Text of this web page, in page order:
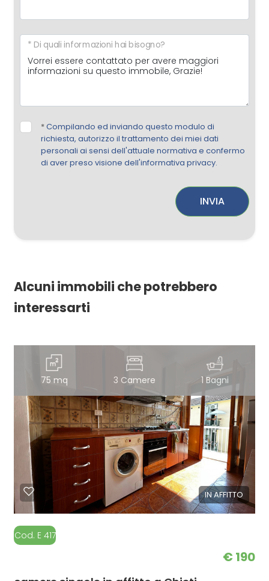
* Di quali informazioni hai bisogno?
*Compilando ed inviando questo modulo di
richiesta, autorizzo il trattamento dei miei dati
personali ai sensi dell'attuale normativa e confermo
di aver preso visione dell'informativa privacy.
INVIA
Alcuni immobili che potrebbero
interessarti
75 mq 3 Camere 1 Bagni
IN AFFITTO
Cod. E 417
€ 190